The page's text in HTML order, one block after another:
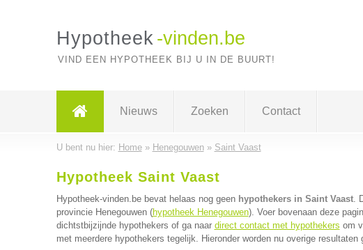
Hypotheek -vinden.be
VIND EEN HYPOTHEEK BIJ U IN DE BUURT!
Nieuws Zoeken Contact
U bent nu hier: Home» Henegouwen» Saint Vaast
Hypotheek Saint Vaast
Hypotheek-vinden.be bevat helaas nog geen hypothekers in Saint Vaast.
provincie Henegouwen (hypotheek Henegouwen). Voer bovenaan deze
dichtstbijzijnde hypothekers of ga naar direct contact met hypothekers om
met meerdere hypothekers tegelijk. Hieronder worden nu overige resultaten